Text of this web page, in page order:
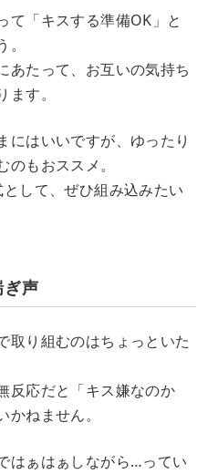
て「キスする準備OK」と
あたって、お互いの気持ち
す。
にはいいですが、ゆったり
もおススメ。
して、ぜひ組み込みたい
ぎ声
取り組むのはちょっといた
反応だと「キス嫌なのか
ねません。
はぁはぁしながら…ってい